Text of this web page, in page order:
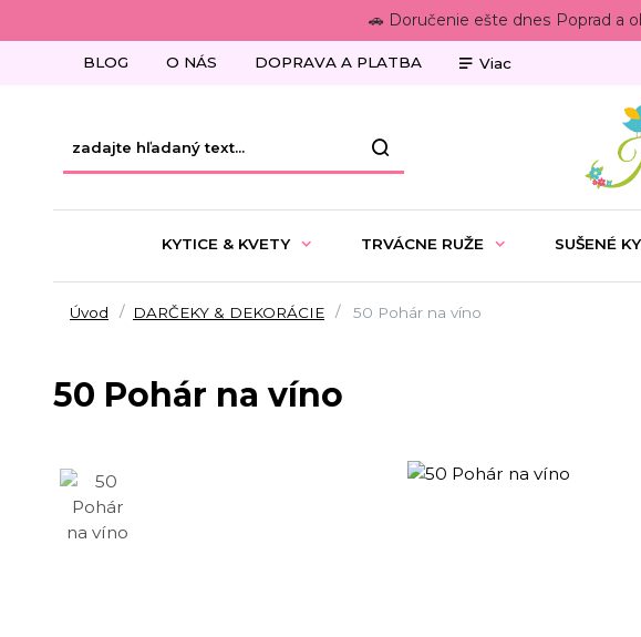
🚗 Doručenie ešte dnes Poprad a
BLOG O NÁS DOPRAVA A PLATBA Viac
KYTICE & KVETY TRVÁCNE RUŽE SUŠENÉ
Úvod DARČEKY & DEKORÁCIE 50 Pohár na víno
50 Pohár na víno